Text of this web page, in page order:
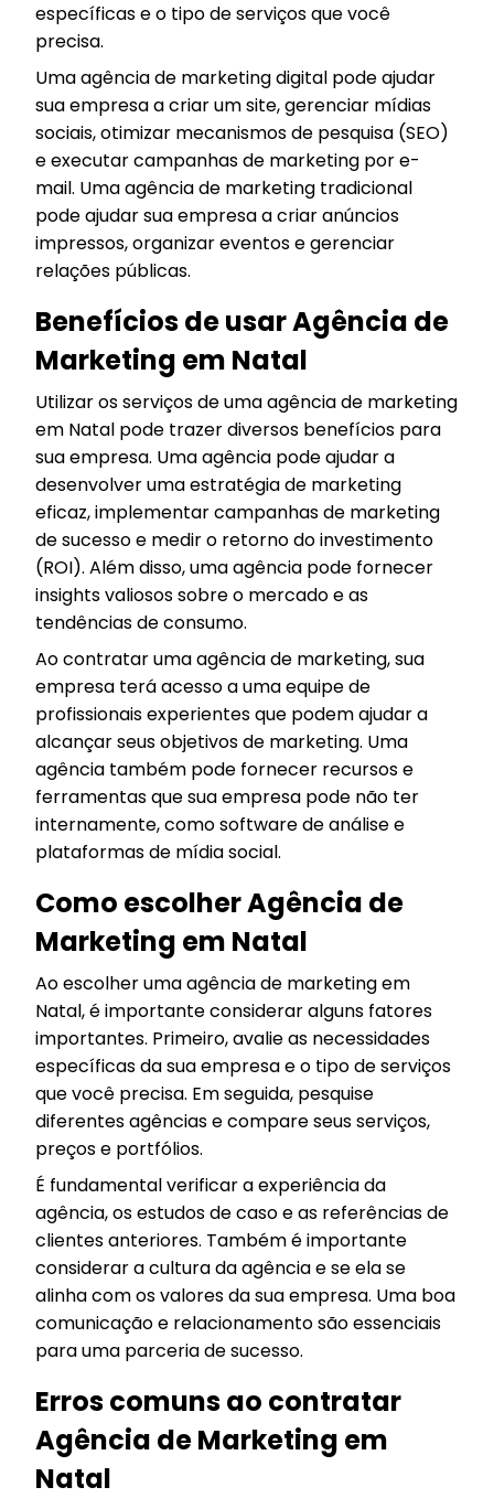
específicas e o tipo de serviços que você
precisa.
Uma agência de marketing digital pode ajudar
sua empresa a criar um site, gerenciar mídias
sociais, otimizar mecanismos de pesquisa (SEO)
e executar campanhas de marketing por e-
mail. Uma agência de marketing tradicional
pode ajudar sua empresa a criar anúncios
impressos, organizar eventos e gerenciar
relações públicas.
Benefícios de usar Agência de
Marketing em Natal
Utilizar os serviços de uma agência de marketing
em Natal pode trazer diversos benefícios para
sua empresa. Uma agência pode ajudar a
desenvolver uma estratégia de marketing
eficaz, implementar campanhas de marketing
de sucesso e medir o retorno do investimento
(ROI). Além disso, uma agência pode fornecer
insights valiosos sobre o mercado e as
tendências de consumo.
Ao contratar uma agência de marketing, sua
empresa terá acesso a uma equipe de
profissionais experientes que podem ajudar a
alcançar seus objetivos de marketing. Uma
agência também pode fornecer recursos e
ferramentas que sua empresa pode não ter
internamente, como software de análise e
plataformas de mídia social.
Como escolher Agência de
Marketing em Natal
Ao escolher uma agência de marketing em
Natal, é importante considerar alguns fatores
importantes. Primeiro, avalie as necessidades
específicas da sua empresa e o tipo de serviços
que você precisa. Em seguida, pesquise
diferentes agências e compare seus serviços,
preços e portfólios.
É fundamental verificar a experiência da
agência, os estudos de caso e as referências de
clientes anteriores. Também é importante
considerar a cultura da agência e se ela se
alinha com os valores da sua empresa. Uma boa
comunicação e relacionamento são essenciais
para uma parceria de sucesso.
Erros comuns ao contratar
Agência de Marketing em
Natal